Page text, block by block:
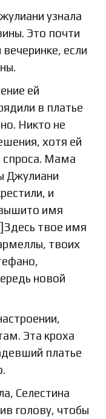
узнала
Это почти
если
ей
в платье
Никто не
хотя ей
спроса. Мама
Джулиани
и
имя
твое имя
твоих
новой
Эта кроха
платье
Селестина
голову, чтобы